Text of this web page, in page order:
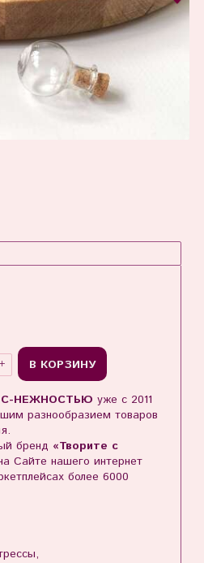
В КОРЗИНУ
С-НЕЖНОСТЬЮ уже с 2011
разнообразием товаров
бренд «Творите с
Сайте нашего интернет
более 6000